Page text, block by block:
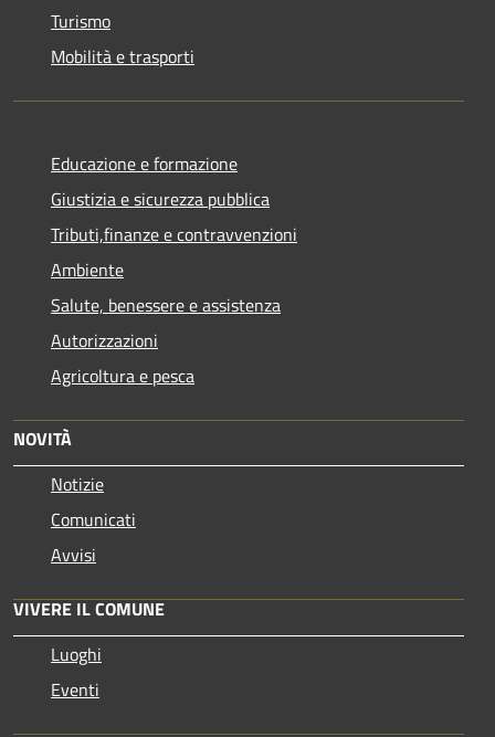
Turismo
Mobilità e trasporti
Educazione e formazione
Giustizia e sicurezza pubblica
Tributi,finanze e contravvenzioni
Ambiente
Salute, benessere e assistenza
Autorizzazioni
Agricoltura e pesca
NOVITÀ
Notizie
Comunicati
Avvisi
VIVERE IL COMUNE
Luoghi
Eventi